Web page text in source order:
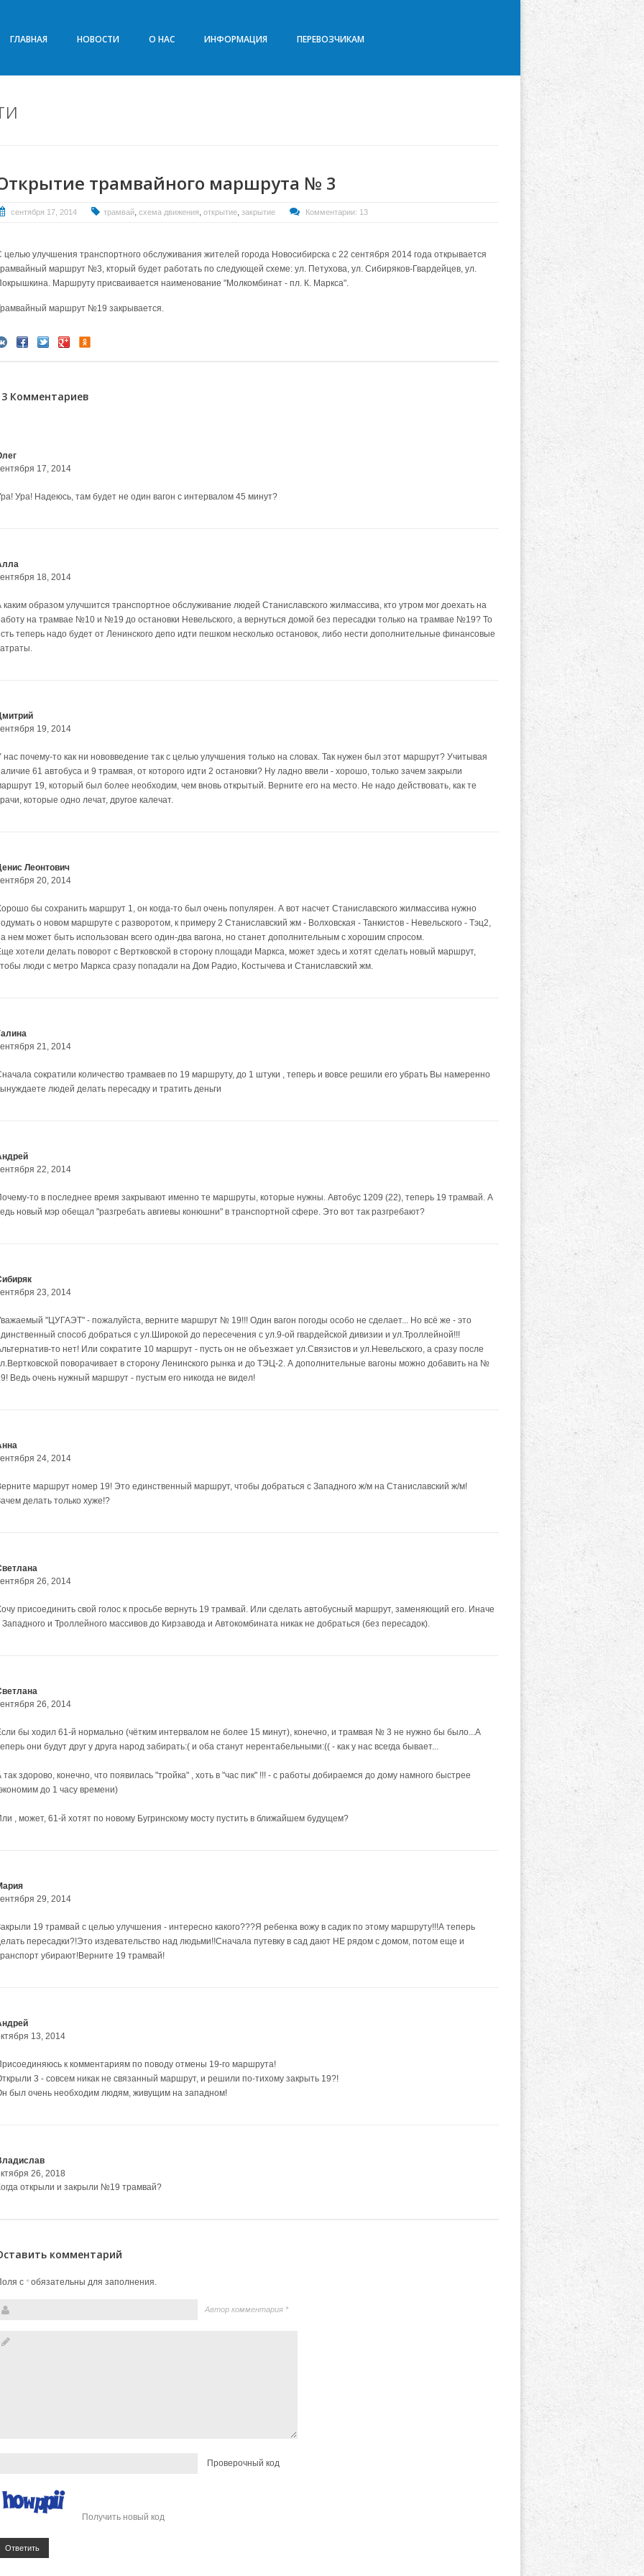
ГЛАВНАЯ НОВОСТИ О НАС ИНФОРМАЦИЯ ПЕРЕВОЗЧИКАМ
трамвайного маршрута № 3
сентября 17, 2014 трамвай, схема движения, открытие, закрытие Комментарии: 13
целью улучшения транспортного обслуживания жителей города Новосибирска с 22 сентября 2014 года открывается
маршрут №3, кторый будет работать по следующей схеме: ул. Петухова, ул. Сибиряков-Гвардейцев, ул.
Маршруту присваивается наименование "Молкомбинат - пл. К. Маркса".
маршрут №19 закрывается.
Комментариев
17, 2014
Ура! Надеюсь, там будет не один вагон с интервалом 45 минут?
18, 2014
каким образом улучшится транспортное обслуживание людей Станиславского жилмассива, кто утром мог доехать на
на трамвае №10 и №19 до остановки Невельского, а вернуться домой без пересадки только на трамвае №19? То
теперь надо будет от Ленинского депо идти пешком несколько остановок, либо нести дополнительные финансовые
19, 2014
нас почему-то как ни нововведение так с целью улучшения только на словах. Так нужен был этот маршрут? Учитывая
61 автобуса и 9 трамвая, от которого идти 2 остановки? Ну ладно ввели - хорошо, только зачем закрыли
19, который был более необходим, чем вновь открытый. Верните его на место. Не надо действовать, как те
которые одно лечат, другое калечат.
Леонтович
20, 2014
бы сохранить маршрут 1, он когда-то был очень популярен. А вот насчет Станиславского жилмассива нужно
о новом маршруте с разворотом, к примеру 2 Станиславский жм - Волховская - Танкистов - Невельского - Тэц2,
нем может быть использован всего один-два вагона, но станет дополнительным с хорошим спросом.
хотели делать поворот с Вертковской в сторону площади Маркса, может здесь и хотят сделать новый маршрут,
люди с метро Маркса сразу попадали на Дом Радио, Костычева и Станиславский жм.
21, 2014
сократили количество трамваев по 19 маршруту, до 1 штуки , теперь и вовсе решили его убрать Вы намеренно
людей делать пересадку и тратить деньги
22, 2014
то в последнее время закрывают именно те маршруты, которые нужны. Автобус 1209 (22), теперь 19 трамвай. А
новый мэр обещал "разгребать авгиевы конюшни" в транспортной сфере. Это вот так разгребают?
23, 2014
"ЦУГАЭТ" - пожалуйста, верните маршрут № 19!!! Один вагон погоды особо не сделает... Но всё же - это
способ добраться с ул.Широкой до пересечения с ул.9-ой гвардейской дивизии и ул.Троллейной!!!
то нет! Или сократите 10 маршрут - пусть он не объезжает ул.Связистов и ул.Невельского, а сразу после
поворачивает в сторону Ленинского рынка и до ТЭЦ-2. А дополнительные вагоны можно добавить на №
Ведь очень нужный маршрут - пустым его никогда не видел!
24, 2014
маршрут номер 19! Это единственный маршрут, чтобы добраться с Западного ж/м на Станиславский ж/м!
делать только хуже!?
26, 2014
присоединить свой голос к просьбе вернуть 19 трамвай. Или сделать автобусный маршрут, заменяющий его. Иначе
Западного и Троллейного массивов до Кирзавода и Автокомбината никак не добраться (без пересадок).
26, 2014
бы ходил 61-й нормально (чётким интервалом не более 15 минут), конечно, и трамвая № 3 не нужно бы было...А
они будут друг у друга народ забирать:( и оба станут нерентабельными:(( - как у нас всегда бывает...
так здорово, конечно, что появилась "тройка" , хоть в "час пик" !!! - с работы добираемся до дому намного быстрее
до 1 часу времени)
, может, 61-й хотят по новому Бугринскому мосту пустить в ближайшем будущем?
29, 2014
19 трамвай с целью улучшения - интересно какого???Я ребенка вожу в садик по этому маршруту!!!А теперь
пересадки?!Это издевательство над людьми!!Сначала путевку в сад дают НЕ рядом с домом, потом еще и
убирают!Верните 19 трамвай!
13, 2014
к комментариям по поводу отмены 19-го маршрута!
3 - совсем никак не связанный маршрут, и решили по-тихому закрыть 19?!
был очень необходим людям, живущим на западном!
26, 2018
открыли и закрыли №19 трамвай?
комментарий
с *обязательны для заполнения.
Автор комментария *
Проверочный код
Получить новый код
Ответить